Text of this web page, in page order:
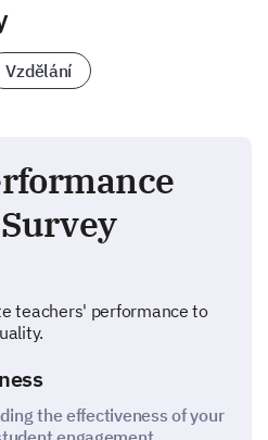
Vzdělání
teachers' performance to
the effectiveness of your